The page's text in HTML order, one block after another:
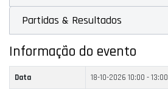
Partidas & Resultados
Informação do evento
Data 18-10-2026 10:00 - 13:00